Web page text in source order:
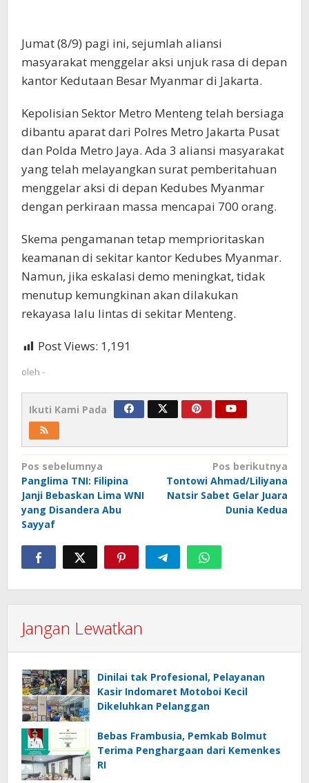
Jumat (8/9) pagi ini, sejumlah aliansi
masyarakat menggelar aksi unjuk rasa di depan
kantor Kedutaan Besar Myanmar di Jakarta.
Kepolisian Sektor Metro Menteng telah bersiaga
dibantu aparat dari Polres Metro Jakarta Pusat
dan Polda Metro Jaya. Ada 3 aliansi masyarakat
yang telah melayangkan surat pemberitahuan
menggelar aksi di depan Kedubes Myanmar
dengan perkiraan massa mencapai 700 orang.
Skema pengamanan tetap memprioritaskan
keamanan di sekitar kantor Kedubes Myanmar.
Namun, jika eskalasi demo meningkat, tidak
menutup kemungkinan akan dilakukan
rekayasa lalu lintas di sekitar Menteng.
Post Views: 1,191
oleh -
Ikuti Kami Pada
Navigasi
pos
Pos sebelumnya
Panglima TNI: Filipina
Janji Bebaskan Lima WNI
yang Disandera Abu
Sayyaf
Pos berikutnya
Tontowi Ahmad/Liliyana
Natsir Sabet Gelar Juara
Dunia Kedua
Jangan Lewatkan
Dinilai tak Profesional, Pelayanan
Kasir Indomaret Motoboi Kecil
Dikeluhkan Pelanggan
Bebas Frambusia, Pemkab Bolmut
Terima Penghargaan dari Kemenkes
RI